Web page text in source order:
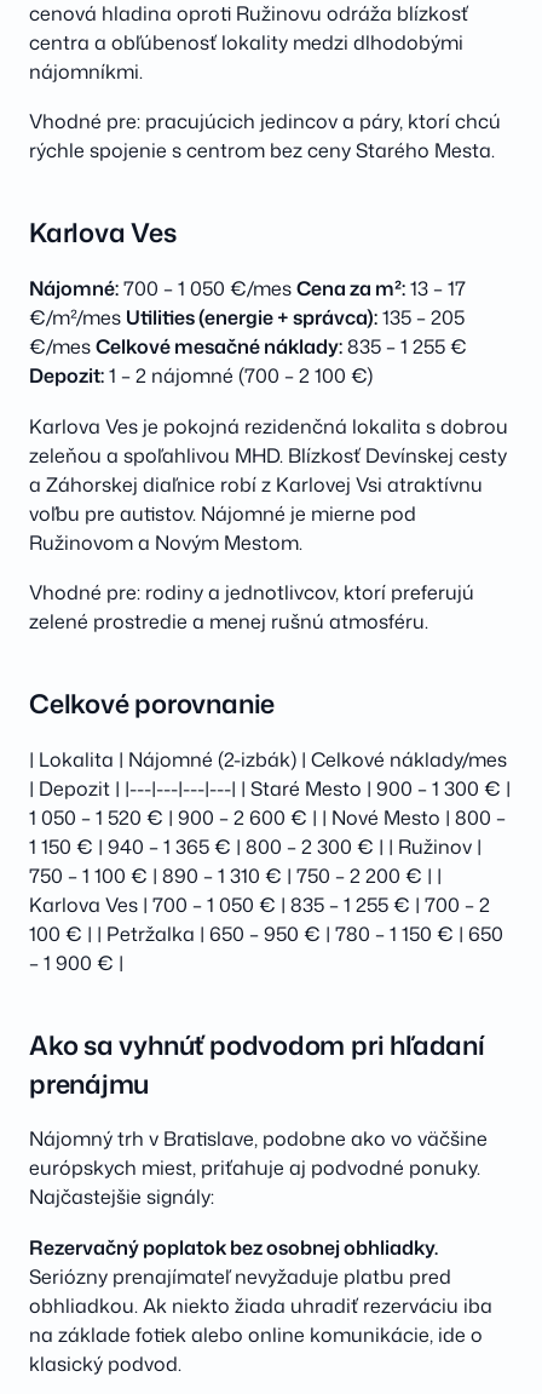
cenová hladina oproti Ružinovu odráža blízkosť
centra a obľúbenosť lokality medzi dlhodobými
nájomníkmi.
Vhodné pre: pracujúcich jedincov a páry, ktorí chcú
rýchle spojenie s centrom bez ceny Starého Mesta.
Karlova Ves
Nájomné:700 – 1 050 €/mesCena za m²:13 – 17
€/m²/mes Utilities (energie + správca):135 – 205
€/mesCelkové mesačné náklady:835 – 1 255 €
Depozit:1 – 2 nájomné (700 – 2 100 €)
Karlova Ves je pokojná rezidenčná lokalita s dobrou
zeleňou a spoľahlivou MHD. Blízkosť Devínskej cesty
a Záhorskej diaľnice robí z Karlovej Vsi atraktívnu
voľbu pre autistov. Nájomné je mierne pod
Ružinovom a Novým Mestom.
Vhodné pre: rodiny a jednotlivcov, ktorí preferujú
zelené prostredie a menej rušnú atmosféru.
Celkové porovnanie
| Lokalita | Nájomné (2-izbák) | Celkové náklady/mes
| Depozit | |---|---|---|---| | Staré Mesto | 900 – 1 300 € |
1 050 – 1 520 € | 900 – 2 600 € | | Nové Mesto | 800 –
1 150 € | 940 – 1 365 € | 800 – 2 300 € | | Ružinov |
750 – 1 100 € | 890 – 1 310 € | 750 – 2 200 € | |
Karlova Ves | 700 – 1 050 € | 835 – 1 255 € | 700 – 2
100 € | | Petržalka | 650 – 950 € | 780 – 1 150 € | 650
– 1 900 € |
Ako sa vyhnúť podvodom pri hľadaní
prenájmu
Nájomný trh v Bratislave, podobne ako vo väčšine
európskych miest, priťahuje aj podvodné ponuky.
Najčastejšie signály:
Rezervačný poplatok bez osobnej obhliadky.
Seriózny prenajímateľ nevyžaduje platbu pred
obhliadkou. Ak niekto žiada uhradiť rezerváciu iba
na základe fotiek alebo online komunikácie, ide o
klasický podvod.